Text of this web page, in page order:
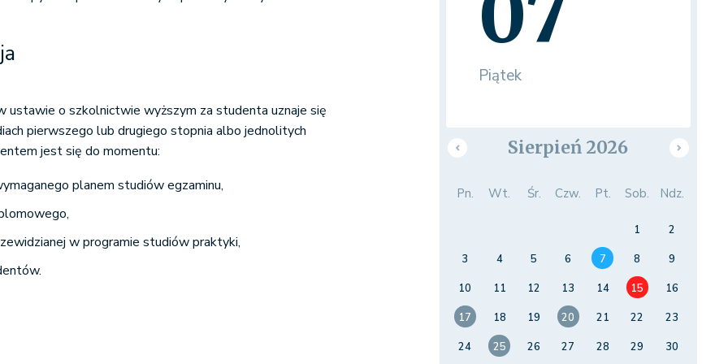
ustawie o szkolnictwie wyższym za studenta uznaje się
pierwszego lub drugiego stopnia albo jednolitych
jest się do momentu:
planem studiów egzaminu,
w programie studiów praktyki,
Piątek
Sierpień 2026
Pn. Wt. Śr. Czw. Pt. Sob. Ndz.
1
2
3
4 5 6 7 8
9
10
11 12 13 14 15
16
17
18 19 20 21 22
23
24
25 26 27 28 29 30